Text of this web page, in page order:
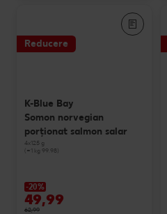
Reducere
K-Blue Bay
Somon norvegian
porționat salmon salar
4x125 g
(=1 kg 99.98)
-20%
49,99
62,99